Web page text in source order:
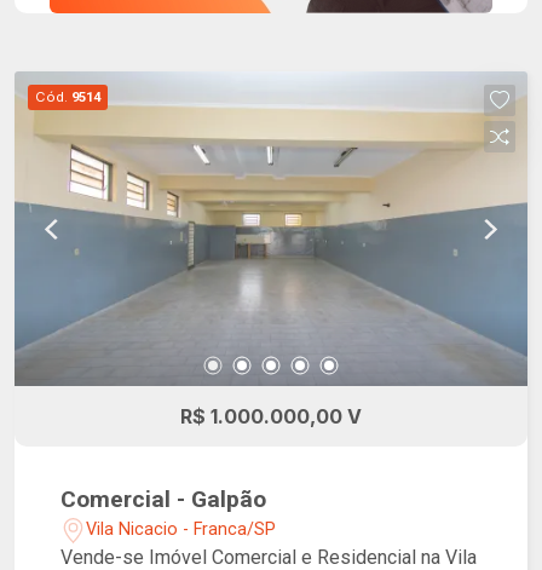
Cód. 9514
R$ 1.000.000,00 V
Comercial - Galpão
Vila Nicacio - Franca/SP
Vende-se Imóvel Comercial e Residencial na Vila